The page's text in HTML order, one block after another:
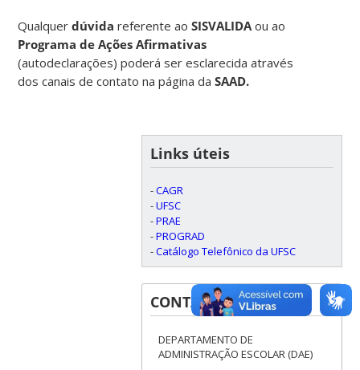
Qualquerdúvidareferente ao SISVALIDAou ao
Programa de Ações Afirmativas
(autodeclarações) poderá ser esclarecida através
dos canais de contato na página daSAAD.
Links úteis
-CAGR
-UFSC
-PRAE
-PROGRAD
-Catálogo Telefônico da UFSC
CONTATOS
DEPARTAMENTO DE
ADMINISTRAÇÃO ESCOLAR (DAE)